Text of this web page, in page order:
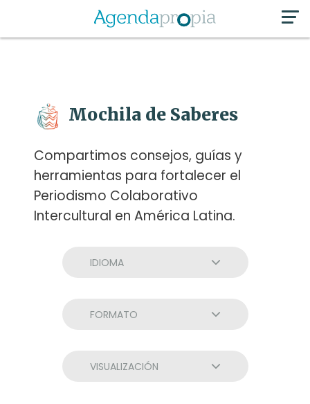
Mochila de Saberes
Compartimos consejos, guías y
herramientas para fortalecer el
Periodismo Colaborativo
Intercultural en América Latina.
IDIOMA
FORMATO
VISUALIZACIÓN